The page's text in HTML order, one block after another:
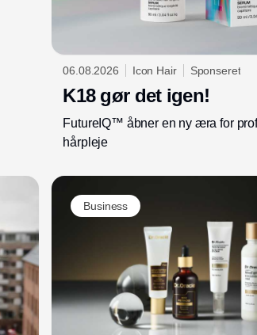
06.08.2026 Icon Hair Sponseret
K18 gør det igen!
FutureIQ™ åbner en ny æra for
hårpleje
Business